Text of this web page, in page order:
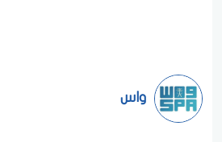
واس